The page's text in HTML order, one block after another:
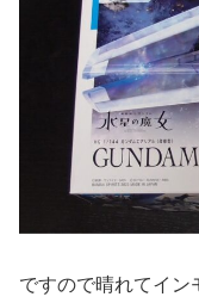
ですので晴れてイン